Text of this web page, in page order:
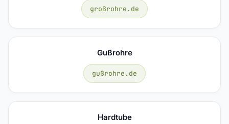
großrohre.de
Gußrohre
gußrohre.de
Hardtube